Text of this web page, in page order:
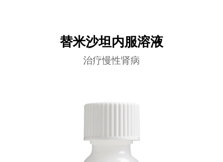
替米沙坦内服溶液
治疗慢性肾病